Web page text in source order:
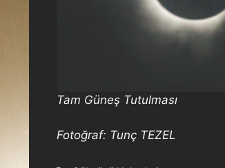
Tam Güneş Tutulması
Fotoğraf: Tunç TEZEL